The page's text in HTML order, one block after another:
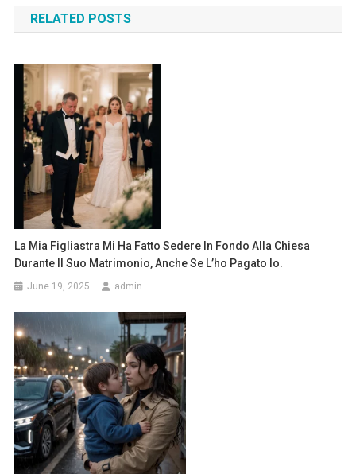
RELATED POSTS
La Mia Figliastra Mi Ha Fatto Sedere In Fondo Alla Chiesa
Durante Il Suo Matrimonio, Anche Se L’ho Pagato Io.
June 19, 2025 admin